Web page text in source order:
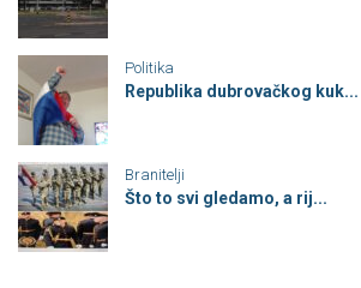
Politika
Republika dubrovačkog kuk...
Branitelji
Što to svi gledamo, a rij...